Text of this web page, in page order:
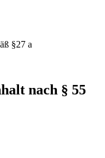
§27 a
nach § 55